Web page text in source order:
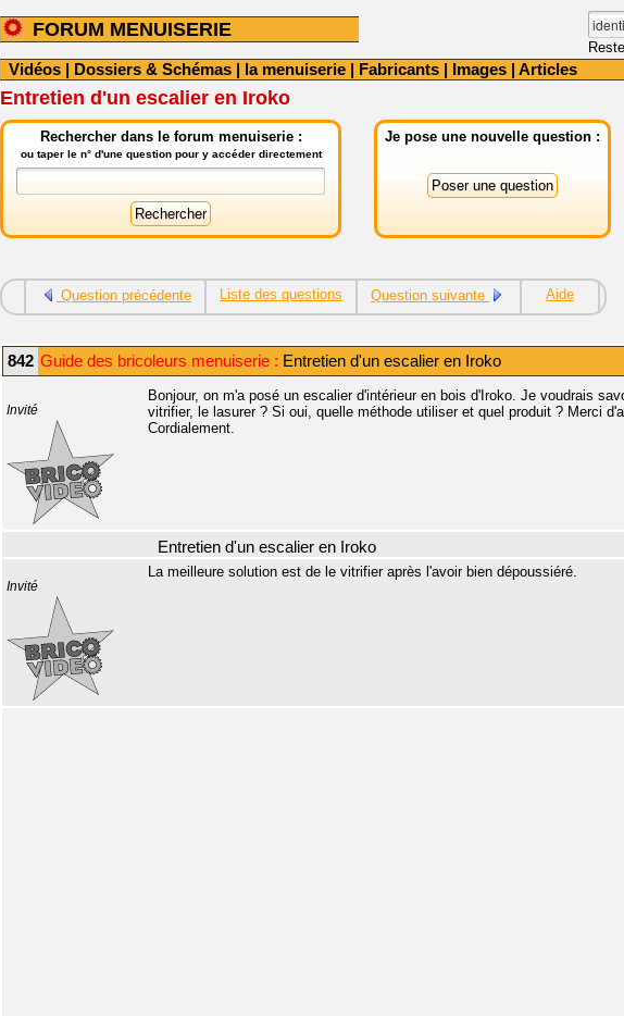
FORUM MENUISERIE
Vidéos | Dossiers & Schémas | la menuiserie | Fabricants | Images | Articles
Entretien d'un escalier en Iroko
Rechercher dans le forum menuiserie :
ou taper le n° d'une question pour y accéder directement
Je pose une nouvelle question :
Question précédente Liste des questions Question suivante Aide
842 Guide des bricoleurs menuiserie : Entretien d'un escalier en Iroko
Invité
Bonjour, on m'a posé un escalier d'intérieur en bois d'Iroko. Je voudrais
vitrifier, le lasurer ? Si oui, quelle méthode utiliser et quel produit ? Merci
Cordialement.
Entretien d'un escalier en Iroko
Invité
La meilleure solution est de le vitrifier après l'avoir bien dépoussiéré.